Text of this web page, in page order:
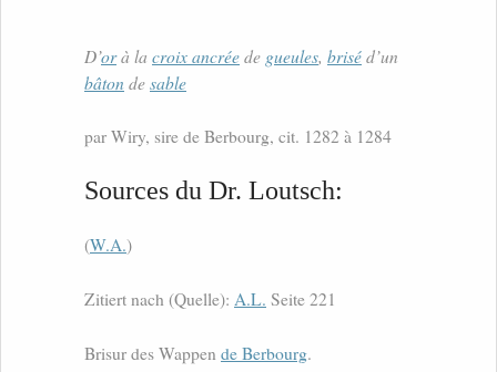
D’orà la croix ancréede gueules, briséd’un
bâton desable
par Wiry, sire de Berbourg, cit. 1282 à 1284
Sources du Dr. Loutsch:
(W.A.)
Zitiert nach (Quelle): A.L. Seite 221
Brisur des Wappen de Berbourg.